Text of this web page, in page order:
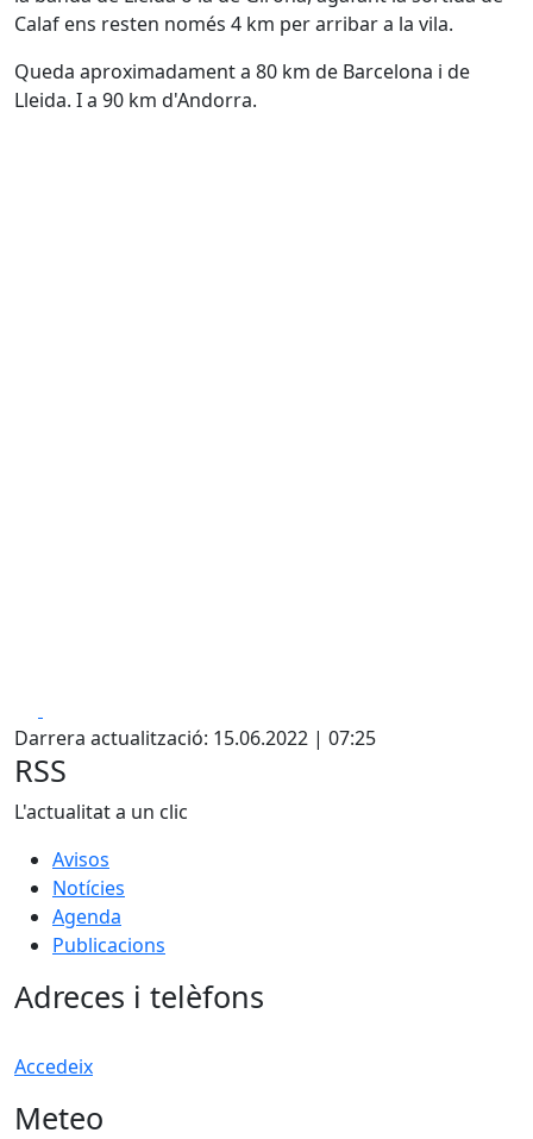
Calaf ens resten només 4 km per arribar a la vila.
Queda aproximadament a 80 km de Barcelona i de
Lleida. I a 90 km d'Andorra.
Darrera actualització: 15.06.2022 | 07:25
RSS
L'actualitat a un clic
Avisos
Notícies
Agenda
Publicacions
Adreces i telèfons
Accedeix
Meteo